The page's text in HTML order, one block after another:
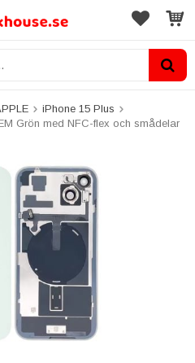
iPhone 15 Plus
Grön med NFC-flex och smådelar